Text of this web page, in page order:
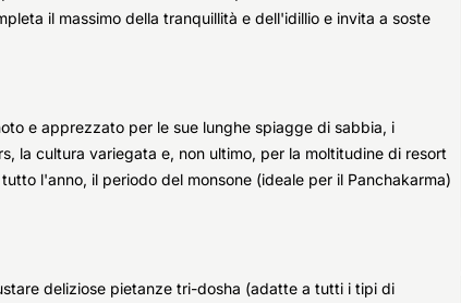
il massimo della tranquillità e dell'idillio e invita a soste
e apprezzato per le sue lunghe spiagge di sabbia, i
la cultura variegata e, non ultimo, per la moltitudine di resort
l'anno, il periodo del monsone (ideale per il Panchakarma)
deliziose pietanze tri-dosha (adatte a tutti i tipi di